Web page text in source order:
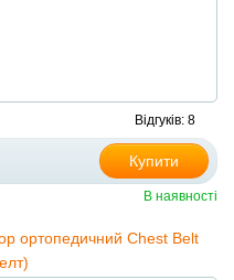
Відгуків: 8
Купити
В наявності
ортопедичний Chest Belt